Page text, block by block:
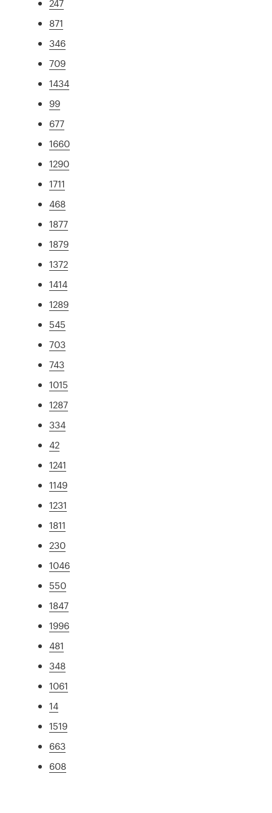
247
871
346
709
1434
99
677
1660
1290
1711
468
1877
1879
1372
1414
1289
545
703
743
1015
1287
334
42
1241
1149
1231
1811
230
1046
550
1847
1996
481
348
1061
14
1519
663
608